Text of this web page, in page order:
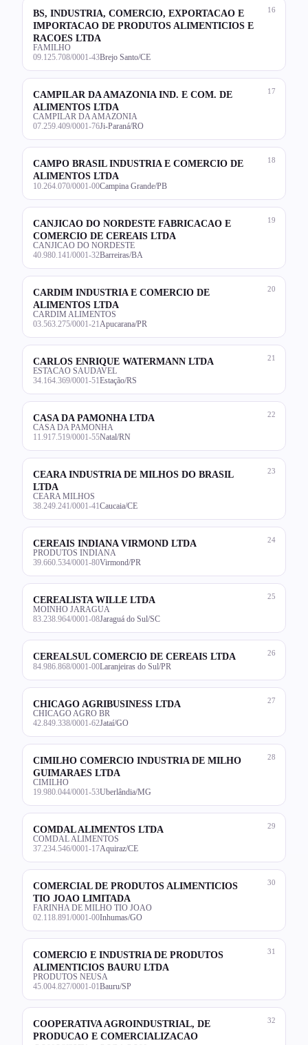
16
BS, INDUSTRIA, COMERCIO, EXPORTACAO E
IMPORTACAO DE PRODUTOS ALIMENTICIOS E
RACOES LTDA
FAMILHO
09.125.708/0001-43Brejo Santo/CE
17
CAMPILAR DA AMAZONIA IND. E COM. DE
ALIMENTOS LTDA
CAMPILAR DA AMAZONIA
07.259.409/0001-76Ji-Paraná/RO
18
CAMPO BRASIL INDUSTRIA E COMERCIO DE
ALIMENTOS LTDA
10.264.070/0001-00Campina Grande/PB
19
CANJICAO DO NORDESTE FABRICACAO E
COMERCIO DE CEREAIS LTDA
CANJICAO DO NORDESTE
40.980.141/0001-32Barreiras/BA
20
CARDIM INDUSTRIA E COMERCIO DE
ALIMENTOS LTDA
CARDIM ALIMENTOS
03.563.275/0001-21 Apucarana/PR
21
CARLOS ENRIQUE WATERMANN LTDA
ESTACAO SAUDAVEL
34.164.369/0001-51 Estação/RS
22
CASA DA PAMONHA LTDA
CASA DA PAMONHA
11.917.519/0001-55Natal/RN
23
CEARA INDUSTRIA DE MILHOS DO BRASIL
LTDA
CEARA MILHOS
38.249.241/0001-41 Caucaia/CE
24
CEREAIS INDIANA VIRMOND LTDA
PRODUTOS INDIANA
39.660.534/0001-80Virmond/PR
25
CEREALISTA WILLE LTDA
MOINHO JARAGUA
83.238.964/0001-08Jaraguá do Sul/SC
26
CEREALSUL COMERCIO DE CEREAIS LTDA
84.986.868/0001-00Laranjeiras do Sul/PR
27
CHICAGO AGRIBUSINESS LTDA
CHICAGO AGRO BR
42.849.338/0001-62Jataí/GO
28
CIMILHO COMERCIO INDUSTRIA DE MILHO
GUIMARAES LTDA
CIMILHO
19.980.044/0001-53Uberlândia/MG
29
COMDAL ALIMENTOS LTDA
COMDAL ALIMENTOS
37.234.546/0001-17Aquiraz/CE
30
COMERCIAL DE PRODUTOS ALIMENTICIOS
TIO JOAO LIMITADA
FARINHA DE MILHO TIO JOAO
02.118.891/0001-00Inhumas/GO
31
COMERCIO E INDUSTRIA DE PRODUTOS
ALIMENTICIOS BAURU LTDA
PRODUTOS NEUSA
45.004.827/0001-01 Bauru/SP
32
COOPERATIVA AGROINDUSTRIAL, DE
PRODUCAO E COMERCIALIZACAO